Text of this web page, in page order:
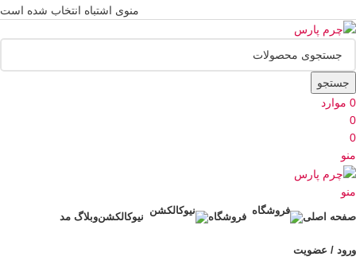
منوی اشتباه انتخاب شده است
جستجو
0 موارد
0
0
منو
منو
صفحه اصلی فروشگاه نیوکالکشنوبلاگ مد
ورود / عضویت